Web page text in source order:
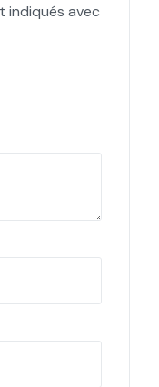
indiqués avec